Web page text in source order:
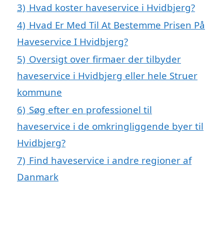
3) Hvad koster haveservice i Hvidbjerg?
4) Hvad Er Med Til At Bestemme Prisen På
Haveservice I Hvidbjerg?
5) Oversigt over firmaer der tilbyder
haveservice i Hvidbjerg eller hele Struer
kommune
6) Søg efter en professionel til
haveservice i de omkringliggende byer til
Hvidbjerg?
7) Find haveservice i andre regioner af
Danmark